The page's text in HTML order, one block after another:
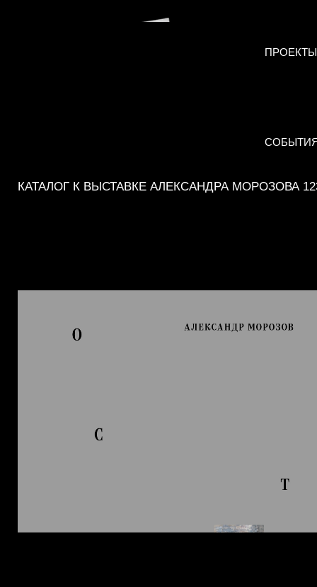
ПРОЕКТЫ
КАТАЛОГ К ВЫСТАВКЕ АЛЕКСАНДРА МОРОЗОВА